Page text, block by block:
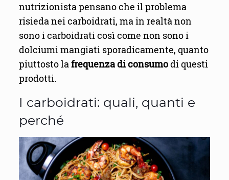
nutrizionista pensano che il problema
risieda nei carboidrati, ma in realtà non
sono i carboidrati così come non sono i
dolciumi mangiati sporadicamente, quanto
piuttosto lafrequenza di consumodi questi
prodotti.
I carboidrati: quali, quanti e
perché